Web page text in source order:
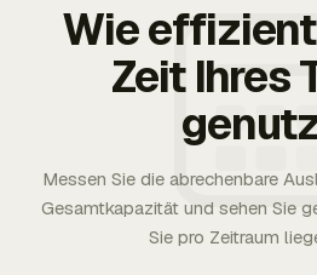
Wie
Zeit Ihres
Messen Sie die abrechenbare
Gesamtkapazität und sehen Sie
Sie pro Zeitraum